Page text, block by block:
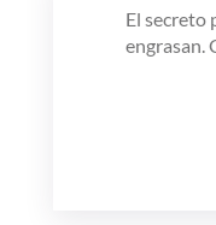
El secreto
engrasan.